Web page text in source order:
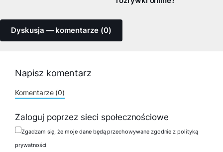
Dyskusja — komentarze (0)
Napisz komentarz
Komentarze (0)
Zaloguj poprzez sieci społecznościowe
Zgadzam się, że moje dane będą przechowywane zgodnie z polityką
prywatności